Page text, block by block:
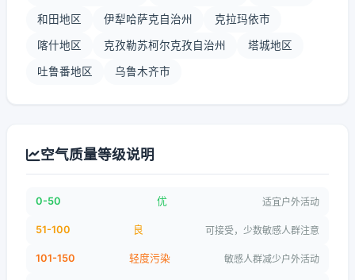
和田地区 伊犁哈萨克自治州 克拉玛依市
喀什地区 克孜勒苏柯尔克孜自治州 塔城地区
吐鲁番地区 乌鲁木齐市
空气质量等级说明
0-50 优 适宜户外活动
51-100 良 可接受，少数敏感人群注意
101-150 轻度污染 敏感人群减少户外活动